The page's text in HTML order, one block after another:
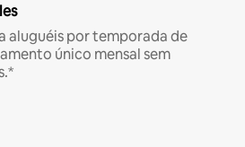
aluguéis por temporada de
único mensal sem